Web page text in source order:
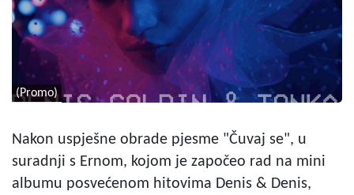
(Promo)
Nakon uspješne obrade pjesme "Čuvaj se", u
suradnji s Ernom, kojom je započeo rad na mini
albumu posvećenom hitovima Denis & Denis,